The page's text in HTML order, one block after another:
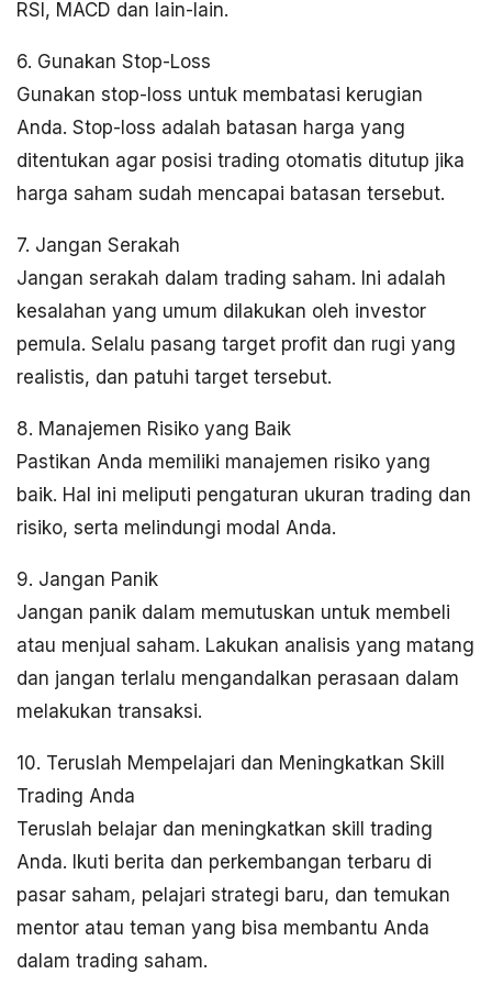
RSI, MACD dan lain-lain.
6. Gunakan Stop-Loss
Gunakan stop-loss untuk membatasi kerugian
Anda. Stop-loss adalah batasan harga yang
ditentukan agar posisi trading otomatis ditutup jika
harga saham sudah mencapai batasan tersebut.
7. Jangan Serakah
Jangan serakah dalam trading saham. Ini adalah
kesalahan yang umum dilakukan oleh investor
pemula. Selalu pasang target profit dan rugi yang
realistis, dan patuhi target tersebut.
8. Manajemen Risiko yang Baik
Pastikan Anda memiliki manajemen risiko yang
baik. Hal ini meliputi pengaturan ukuran trading dan
risiko, serta melindungi modal Anda.
9. Jangan Panik
Jangan panik dalam memutuskan untuk membeli
atau menjual saham. Lakukan analisis yang matang
dan jangan terlalu mengandalkan perasaan dalam
melakukan transaksi.
10. Teruslah Mempelajari dan Meningkatkan Skill
Trading Anda
Teruslah belajar dan meningkatkan skill trading
Anda. Ikuti berita dan perkembangan terbaru di
pasar saham, pelajari strategi baru, dan temukan
mentor atau teman yang bisa membantu Anda
dalam trading saham.